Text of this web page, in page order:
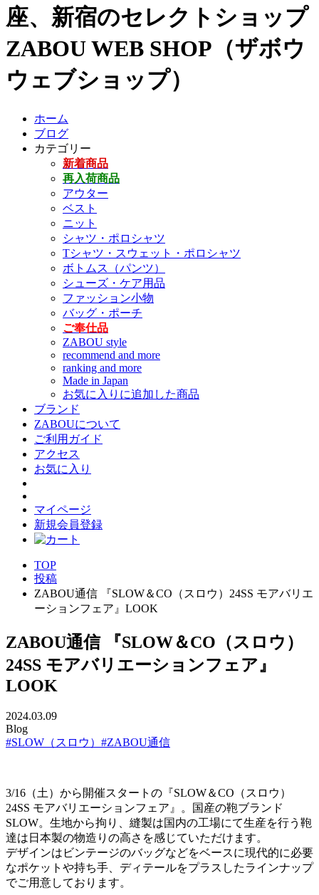
座、新宿のセレクトショップ
ZABOU WEB SHOP（ザボウ
ウェブショップ）
ホーム
ブログ
カテゴリー
新着商品
再入荷商品
アウター
ベスト
ニット
シャツ・ポロシャツ
Tシャツ・スウェット・ポロシャツ
ボトムス（パンツ）
シューズ・ケア用品
ファッション小物
バッグ・ポーチ
ご奉仕品
ZABOU style
recommend and more
ranking and more
Made in Japan
お気に入りに追加した商品
ブランド
ZABOUについて
ご利用ガイド
アクセス
お気に入り
マイページ
新規会員登録
TOP
投稿
ZABOU通信 『SLOW＆CO（スロウ）24SS モアバリエ
ーションフェア』LOOK
ZABOU通信 『SLOW＆CO（スロウ）
24SS モアバリエーションフェア』
LOOK
2024.03.09
Blog
#SLOW（スロウ） #ZABOU通信
3/16（土）から開催スタートの『SLOW＆CO（スロウ）
24SS モアバリエーションフェア』。国産の鞄ブランド
SLOW。生地から拘り、縫製は国内の工場にて生産を行う鞄
達は日本製の物造りの高さを感じていただけます。
デザインはビンテージのバッグなどをベースに現代的に必要
なポケットや持ち手、ディテールをプラスしたラインナップ
でご用意しております。